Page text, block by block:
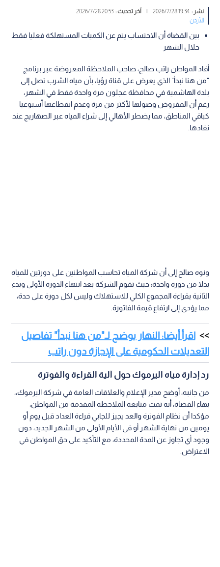
نشر :19:34 2026/7/28
| آخر تحديث :20:53 2026/7/28
الأردن
بين القضاة أن الاحتساب يتم عن الكميات المستهلكة فعليا فقط
خلال الشهر
أفاد المواطن راتب صالح، صاحب الملاحظة المعروضة عبر برنامج
"من هنا نبدأ" الذي يعرض على قناة رؤيا، بأن مياه الشرب تصل إلى
بلدة الهاشمية في محافظة عجلون مرة واحدة فقط في الشهر،
رغم أن المفروض وصولها لأكثر من مرة وعدم انقطاعها أسبوعيا
كباقي المناطق، مما يضطر الأهالي إلى شراء المياه عبر الصهاريج عند
نفادها.
ونوه صالح إلى أن شركة المياه تحاسب المواطنين على دورتين للمياه
بدلا من دورة واحدة؛ حيث تقوم الشركة بعد انتهاء الدورة الأولى وبدء
الثانية بقراءة المجموع الكلي للاستهلاك وليس لكل دورة على حدة،
مما يؤدي إلى ارتفاع قيمة الفاتورة.
اقرأ أيضا: النهار يوضح لـ"من هنا نبدأ" تفاصيل
التعديلات الحكومية على الإجازة دون راتب
رد إدارة مياه اليرموك حول آلية القراءة والفوترة
من جانبه، أوضح مدير الإعلام والعلاقات العامة في شركة اليرموك،،
بهاء القضاة، أنه تمت متابعة الملاحظة المقدمة من المواطن،
مؤكدا أن نظام الفوترة والعد يجيز للجابي قراءة العداد قبل يوم أو
يومين من نهاية الشهر أو في الأيام الأولى من الشهر الجديد، دون
وجود أي تجاوز عن المدة المحددة، مع التأكيد على حق المواطن في
الاعتراض.